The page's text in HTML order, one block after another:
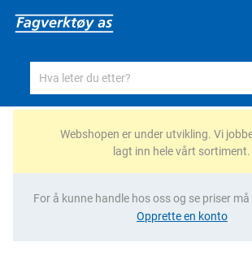
Webshopen er under utvikling. Vi
lagt inn hele vårt sortiment.
For å kunne handle hos oss og se priser må
Opprette en konto